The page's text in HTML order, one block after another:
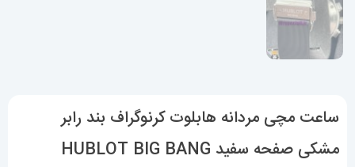
ساعت مچی مردانه هابلوت کرنوگراف بند رابر
مشکی صفحه سفید HUBLOT BIG BANG